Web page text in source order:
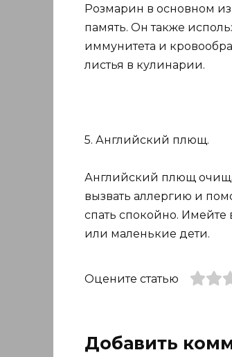
Розмарин в основном
память. Он также
иммунитета и
листья в кулинарии.
5. Английский плющ.
Английский плющ
вызвать аллергию и
спать спокойно.
или маленькие дети.
Оцените статью
Добавить